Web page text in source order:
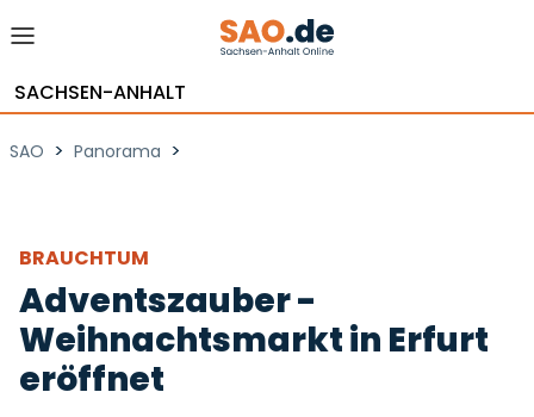
SACHSEN-ANHALT
SAO > Panorama >
BRAUCHTUM
Adventszauber -
Weihnachtsmarkt in Erfurt
eröffnet